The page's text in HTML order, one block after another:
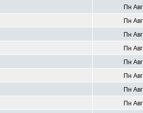
Пн
Пн
Пн
Пн
Пн
Пн
Пн
Пн